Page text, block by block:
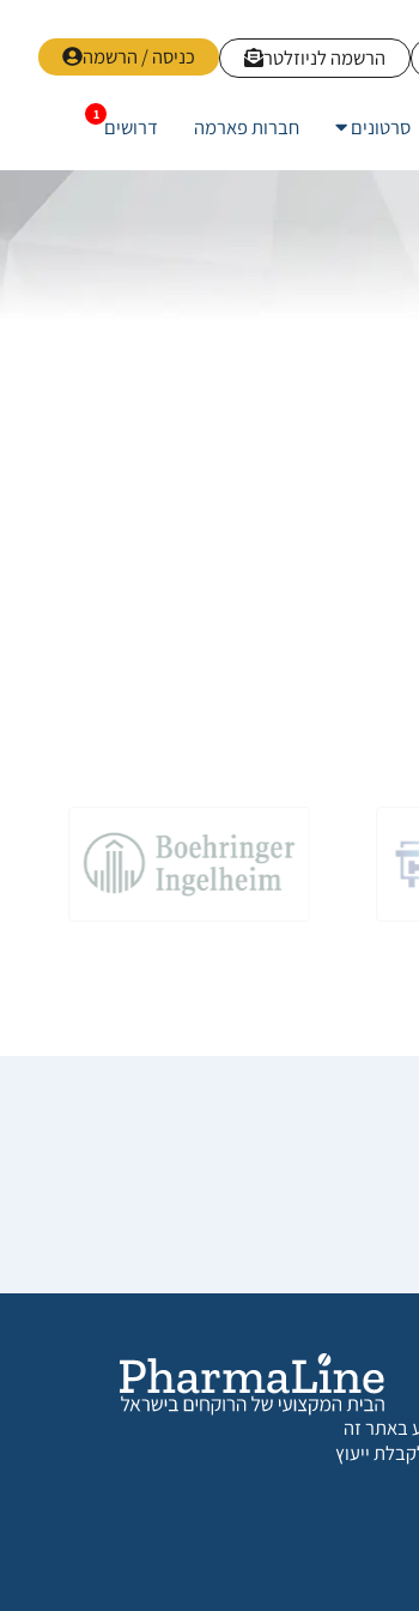
כניסה / הרשמה הרשמה לניוזלטר
סרטונים חברות פארמה דרושים
באתר זה
ייעוץ